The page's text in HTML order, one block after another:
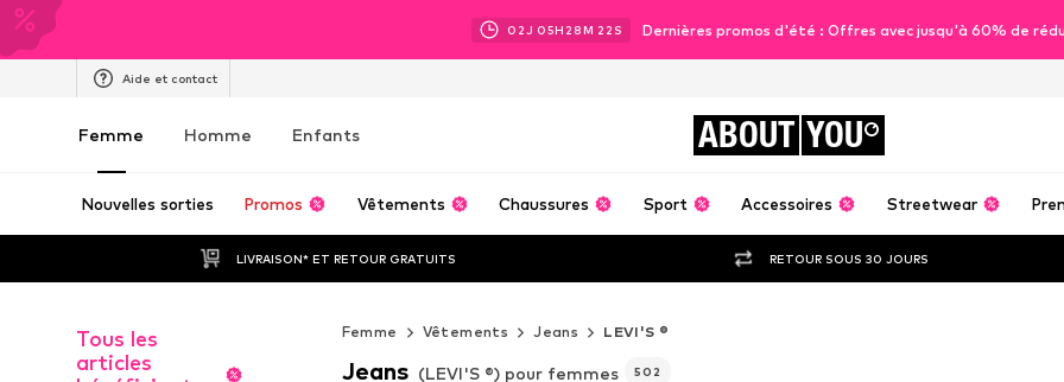
02J 05H 28M 20 S Dernières promos d'été : Offres avec jusqu'à 60% de
Aide et contact
Femme Homme Enfants ABOUT YOU
Nouvelles sorties Promos Vêtements Chaussures Sport Accessoires Streetwear
LIVRAISON* ET RETOUR GRATUITS RETOUR SOUS 30 JOURS
Tous les
articles
Femme Vêtements Jeans LEVI'S ®
Jeans (LEVI'S ®) pour femmes 502